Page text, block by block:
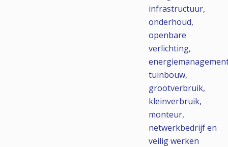
infrastructuur,
onderhoud,
openbare
verlichting,
tuinbouw,
grootverbruik,
kleinverbruik,
monteur,
netwerkbedrijf en
veilig werken